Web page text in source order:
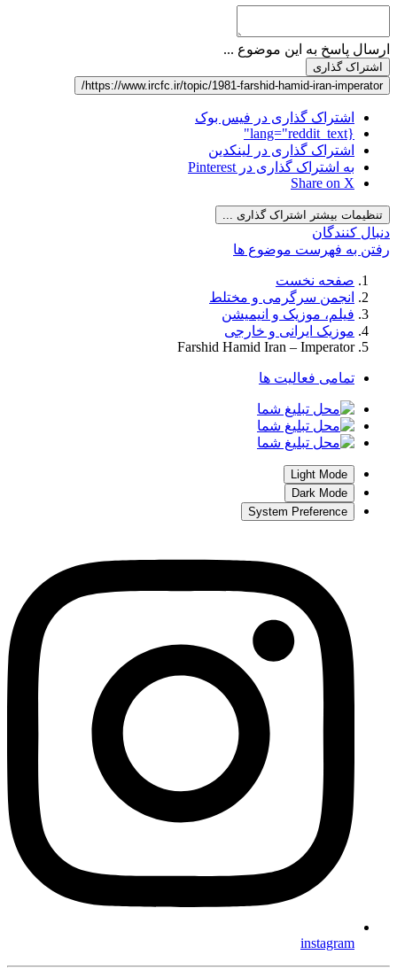
ارسال پاسخ به این موضوع ...
اشتراک گذاری
https://www.ircfc.ir/topic/1981-farshid-hamid-iran-imperator/
اشتراک گذاری در فیس بوک
{lang="reddit_text"
اشتراک گذاری در لینکدین
به اشتراک گذاری در Pinterest
Share on X
تنظیمات بیشتر اشتراک گذاری ...
دنبال کنندگان
رفتن به فهرست موضوع ها
صفحه نخست
انجمن سرگرمی و مختلط
فیلم، موزیک و انیمیشن
موزیک ایرانی و خارجی
Farshid Hamid Iran – Imperator
تمامی فعالیت ها
Light Mode
Dark Mode
System Preference
instagram